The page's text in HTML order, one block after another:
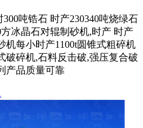
吨锆石 时产230340吨烧绿石
冰晶石对辊制砂机,时产 时产
机每小时产1100t圆锥式粗碎机
破碎机,石料反击破,强压复合破
产品质量可靠